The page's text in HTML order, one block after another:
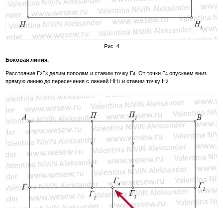
Рис. 4
Боковая линия.
Расстояние Г2Г3 делим пополам и ставим точку Г4 . От точки Г4 опускаем вниз
прямую линию до пересечения с линией НН1 и ставим точку Н2